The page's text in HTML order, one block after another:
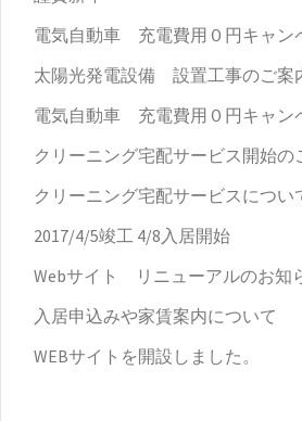
電気自動車 充電費用０円キャン
太陽光発電設備 設置工事のご案
電気自動車 充電費用０円キャン
クリーニング宅配サービス開始の
クリーニング宅配サービスについ
2017/4/5竣工 4/8入居開始
Webサイト リニューアルのお知
入居申込みや家賃案内について
WEBサイトを開設しました。